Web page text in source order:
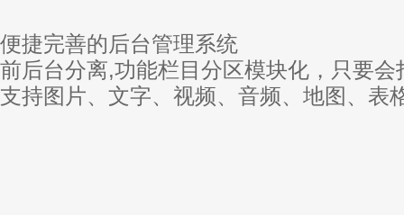
便捷完善的后台管理系统
前后台分离,功能栏目分区模块化，只要
支持图片、文字、视频、音频、地图、表